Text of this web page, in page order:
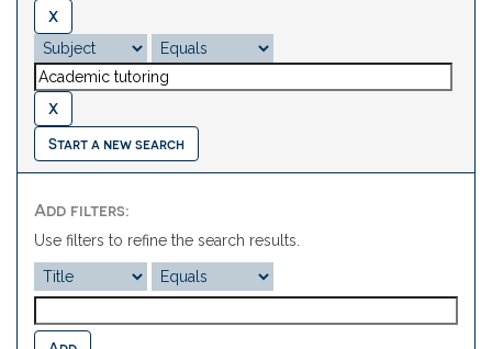
Start a new search
Add filters:
Use filters to refine the search results.